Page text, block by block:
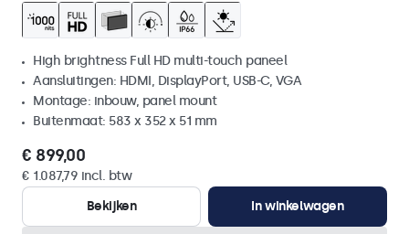
High brightness Full HD multi-touch paneel
Aansluitingen: HDMI, DisplayPort, USB-C, VGA
Montage: inbouw, panel mount
Buitenmaat: 583 x 352 x 51 mm
€ 899,00
€ 1.087,79 incl. btw
Bekijken
In winkelwagen